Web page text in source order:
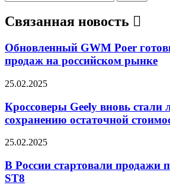
Связанная новость
Обновленный GWM Poer
продаж на российском рынке
25.02.2025
Кроссоверы Geely вновь стали
сохранению остаточной
25.02.2025
В России стартовали продажи
ST8